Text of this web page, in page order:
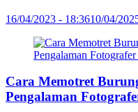
16/04/2023 - 18:3610/04/
Cara Memotret
Pengalaman